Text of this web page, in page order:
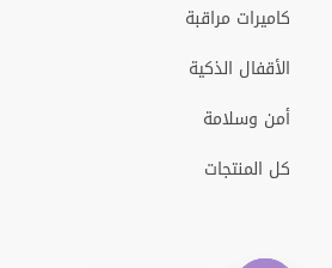
كاميرات مراقبة
الأقفال الذكية
أمن وسلامة
كل المنتجات